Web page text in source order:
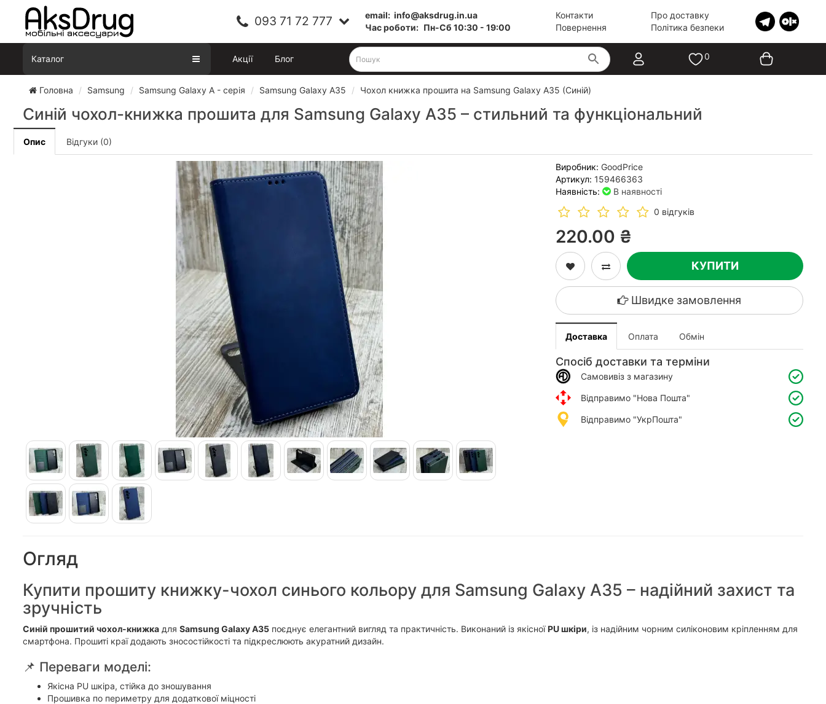
093 71 72 777 email: info@aksdrug.in.ua
Час роботи: Пн-Cб 10:30 - 19:00
Контакти
Повернення
Про доставку
Політика безпеки
Каталог Акції Блог 0
Головна Samsung Samsung Galaxy A - серія Samsung Galaxy A35 Чохол книжка прошита на Samsung Galaxy A35 (Синій)
Синій чохол-книжка прошита для Samsung Galaxy A35 – стильний та функціональний
Опис Відгуки (0)
Виробник: GoodPrice
Артикул: 159466363
Наявність:
В наявності
0 відгуків
220.00 ₴
КУПИТИ
Швидке замовлення
Доставка Оплата Обмін
Спосіб доставки та терміни
Самовивіз з магазину
Відправимо "Нова Пошта"
Відправимо "УкрПошта"
Огляд
Купити прошиту книжку-чохол синього кольору для Samsung Galaxy A35 – надійний захист та
зручність
Синій прошитий чохол-книжка для Samsung Galaxy A35 поєднує елегантний вигляд та практичність. Виконаний із якісноїPU шкіри, із надійним чорним силіконовим кріпленням для
смартфона. Прошиті краї додають зносостійкості та підкреслюють акуратний дизайн.
📌 Переваги моделі:
Якісна PU шкіра, стійка до зношування
Прошивка по периметру для додаткової міцності